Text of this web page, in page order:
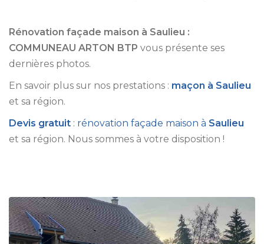
Rénovation façade maison à Saulieu :
COMMUNEAU ARTON BTP vous présente ses
dernières photos.
En savoir plus sur nos prestations : maçon à Saulieu
et sa région.
Devis gratuit : rénovation façade maison à Saulieu
et sa région. Nous sommes à votre disposition !